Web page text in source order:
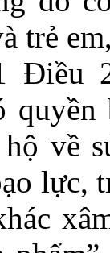
trẻ
Điều
quyền
về
lực,